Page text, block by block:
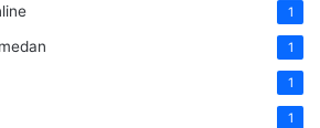
1
1
1
1